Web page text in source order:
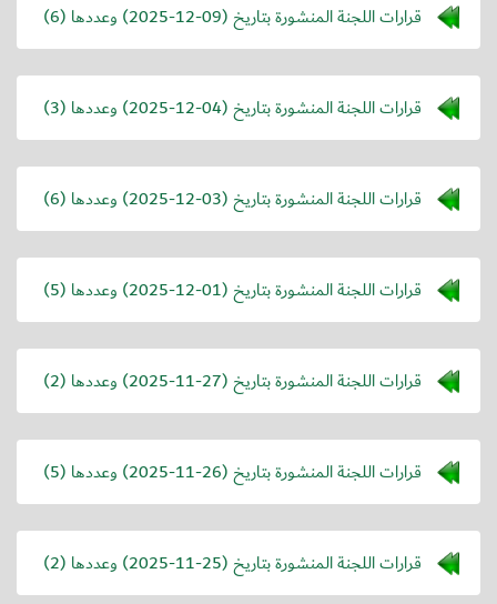
قرارات اللجنة المنشورة بتاريخ (2025-12-09) وعددها (6)
قرارات اللجنة المنشورة بتاريخ (2025-12-04) وعددها (3)
قرارات اللجنة المنشورة بتاريخ (2025-12-03) وعددها (6)
قرارات اللجنة المنشورة بتاريخ (2025-12-01) وعددها (5)
قرارات اللجنة المنشورة بتاريخ (2025-11-27) وعددها (2)
قرارات اللجنة المنشورة بتاريخ (2025-11-26) وعددها (5)
قرارات اللجنة المنشورة بتاريخ (2025-11-25) وعددها (2)